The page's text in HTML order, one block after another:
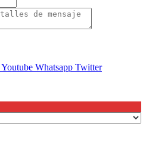
Youtube Whatsapp Twitter